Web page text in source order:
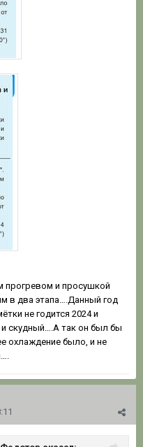
прогревом и просушкой
в два этапа….Данный год
не годится 2024 и
скудный….А так он был бы
охлаждение было, и не